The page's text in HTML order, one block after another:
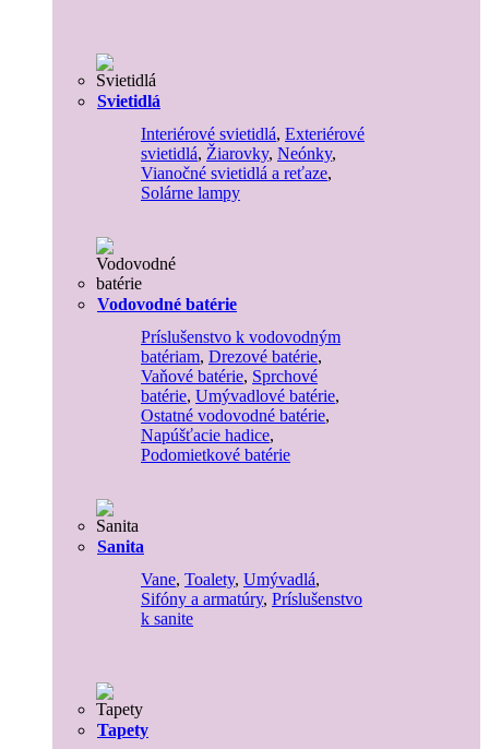
Svietidlá
Interiérové svietidlá, Exteriérové
svietidlá, Žiarovky, Neónky,
Vianočné svietidlá a reťaze,
Solárne lampy
Vodovodné batérie
Príslušenstvo k vodovodným
batériam, Drezové batérie,
Vaňové batérie, Sprchové
batérie, Umývadlové batérie,
Ostatné vodovodné batérie,
Napúšťacie hadice,
Podomietkové batérie
Sanita
Vane, Toalety, Umývadlá,
Sifóny a armatúry, Príslušenstvo
k sanite
Tapety